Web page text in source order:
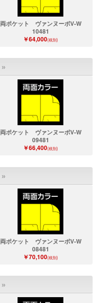
両ポケット ヴァンヌーボV-W
10481
￥64,000(税別)
»
両ポケット ヴァンヌーボV-W
09481
￥66,400(税別)
»
両ポケット ヴァンヌーボV-W
08481
￥70,100(税別)
»